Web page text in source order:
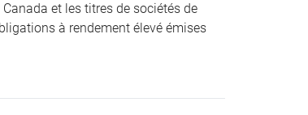
et les titres de sociétés de
à rendement élevé émises